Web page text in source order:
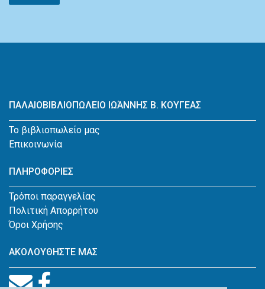
ΠΑΛΑΙΟΒΙΒΛΙΟΠΩΛΕΙΟ ΙΩΆΝΝΗΣ Β. ΚΟΥΓΕΑΣ
Το βιβλιοπωλείο μας
Επικοινωνία
ΠΛΗΡΟΦΟΡΙΕΣ
Τρόποι παραγγελίας
Πολιτική Απορρήτου
Όροι Χρήσης
ΑΚΟΛΟΥΘΗΣΤΕ ΜΑΣ